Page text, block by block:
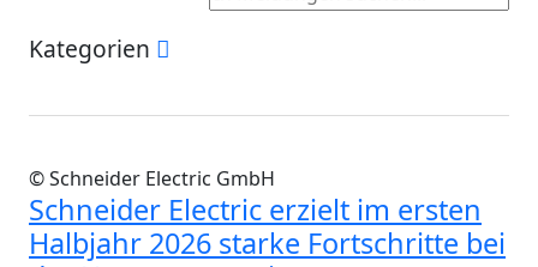
Kategorien
© Schneider Electric GmbH
Schneider Electric erzielt im ersten
Halbjahr 2026 starke Fortschritte bei